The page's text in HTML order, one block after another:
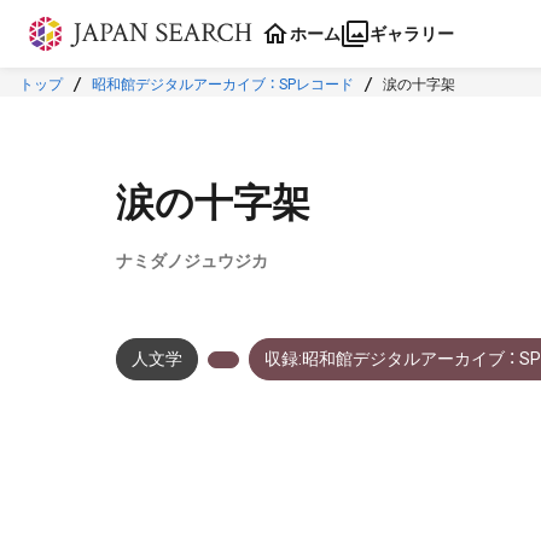
本文に飛ぶ
ホーム ギャラリー
トップ 昭和館デジタルアーカイブ ： SPレコード 涙の十字架
涙の十字架
ナミダノジュウジカ
人文学 収録:昭和館デジタルアーカイブ ：